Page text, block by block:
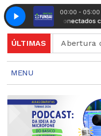
00:00 - 05:00
Manhã
ÚLTIMASAbertura de
MENU